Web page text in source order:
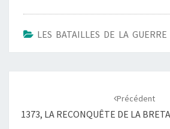
LES BATAILLES DE LA
Précédent
1373, LA RECONQUÊTE DE LA